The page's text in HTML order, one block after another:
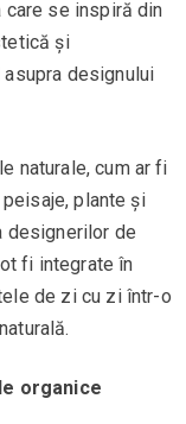
se inspiră din
și
designului
naturale, cum ar fi
plante și
designerilor de
fi integrate în
de zi cu zi într-o
organice